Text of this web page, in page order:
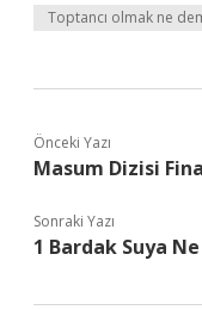
Toptancı olmak ne
Önceki Yazı
Masum Dizisi
Sonraki Yazı
1 Bardak Suya